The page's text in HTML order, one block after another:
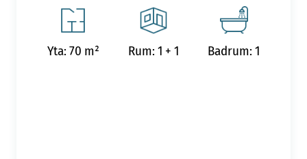
Yta: 70 m² Rum: 1 + 1 Badrum: 1